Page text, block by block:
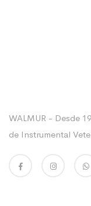
WALMUR - Desde
de Instrumental